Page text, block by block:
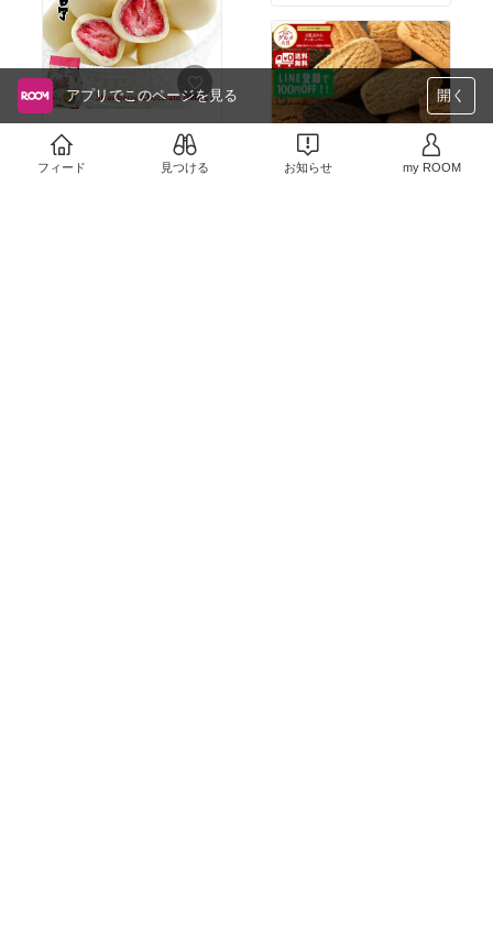
子供のホワイトデーのお
返しに
￥390
アプリでこのページを見る 開く
フィード 見つける お知らせ my ROOM